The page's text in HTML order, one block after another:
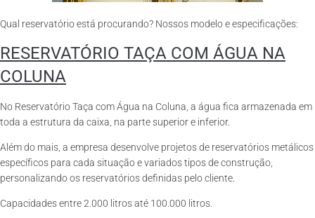
Qual reservatório está procurando? Nossos modelo e especificações:
RESERVATÓRIO TAÇA COM ÁGUA NA
COLUNA
No Reservatório Taça com Água na Coluna, a água fica armazenada em
toda a estrutura da caixa, na parte superior e inferior.
Além do mais, a empresa desenvolve projetos de reservatórios metálicos
específicos para cada situação e variados tipos de construção,
personalizando os reservatórios definidas pelo cliente.
Capacidades entre 2.000 litros até 100.000 litros.